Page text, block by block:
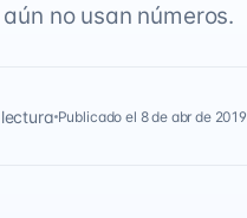
no usan números.
Publicado el 8 de abr de 2019